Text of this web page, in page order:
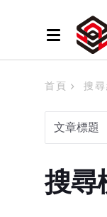
首頁 搜尋
搜尋